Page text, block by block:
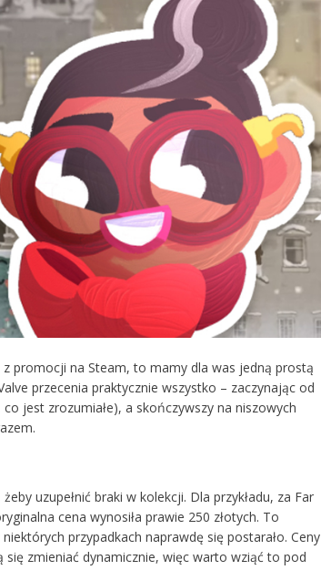
promocji na Steam, to mamy dla was jedną prostą
przecenia praktycznie wszystko – zaczynając od
jest zrozumiałe), a skończywszy na niszowych
uzupełnić braki w kolekcji. Dla przykładu, za Far
cena wynosiła prawie 250 złotych. To
przypadkach naprawdę się postarało. Ceny
zmieniać dynamicznie, więc warto wziąć to pod